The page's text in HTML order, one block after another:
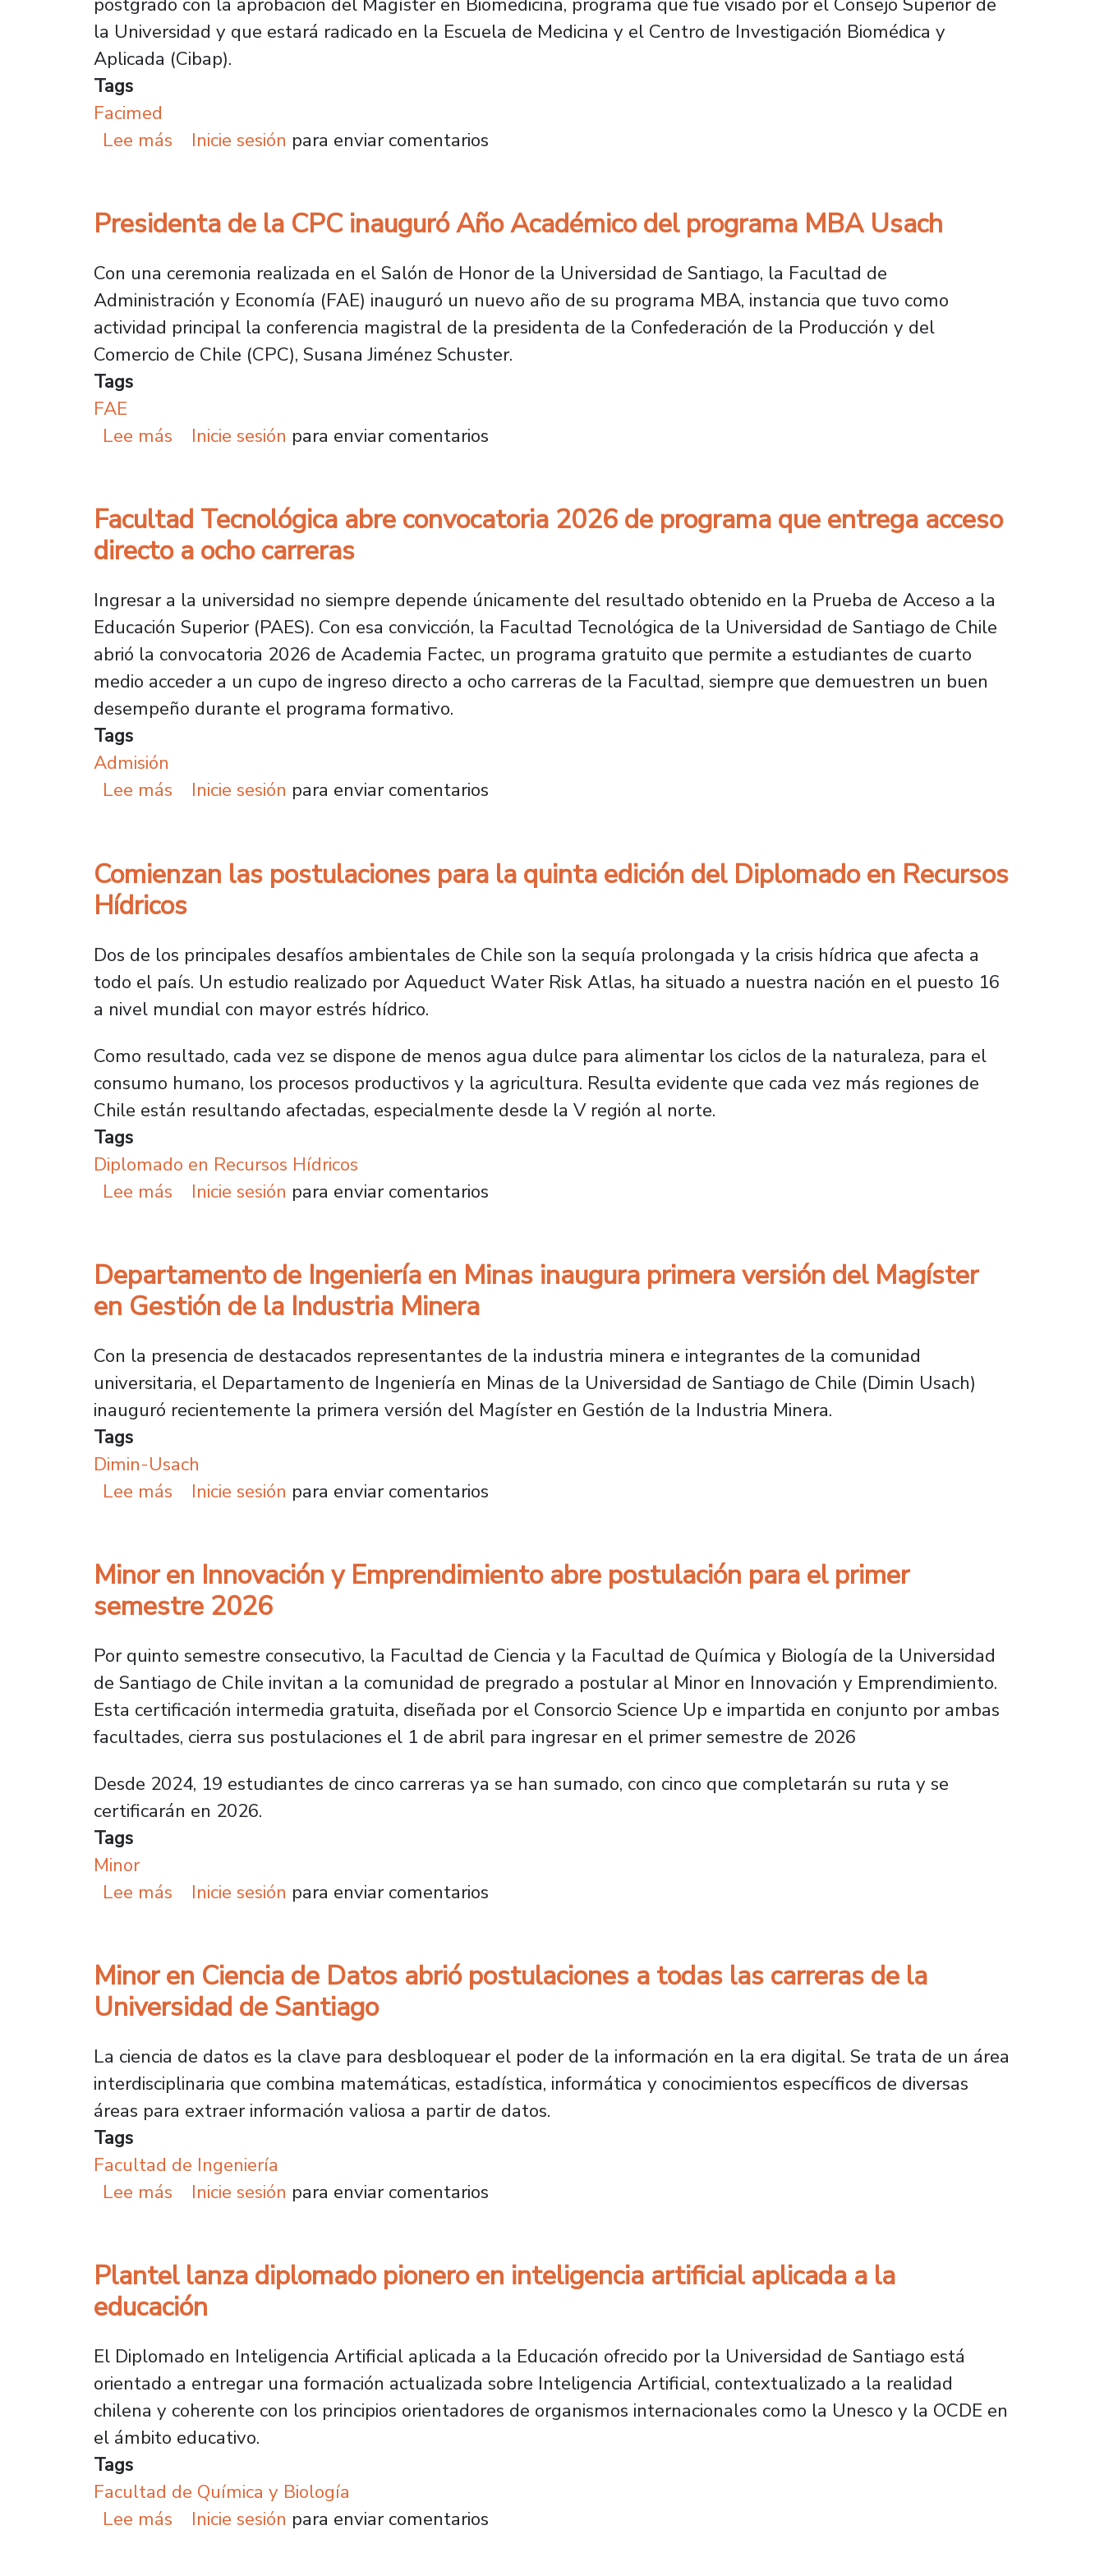
la Universidad y que estará radicado en la Escuela de Medicina y el Centro de Investigación Biomédica y
Aplicada (Cibap).
Tags
Facimed
Lee más sobre Consejo Superior aprueba la creación del Magíster en Biomedicina de la Facultad de Ciencias Médicas
Inicie sesión para enviar comentarios
Presidenta de la CPC inauguró Año Académico del programa MBA Usach
Con una ceremonia realizada en el Salón de Honor de la Universidad de Santiago, la Facultad de
Administración y Economía (FAE) inauguró un nuevo año de su programa MBA, instancia que tuvo como
actividad principal la conferencia magistral de la presidenta de la Confederación de la Producción y del
Comercio de Chile (CPC), Susana Jiménez Schuster.
Tags
FAE
Lee más sobre Presidenta de la CPC inauguró Año Académico del programa MBA Usach
Inicie sesión para enviar comentarios
Facultad Tecnológica abre convocatoria 2026 de programa que entrega acceso
directo a ocho carreras
Ingresar a la universidad no siempre depende únicamente del resultado obtenido en la Prueba de Acceso a la
Educación Superior (PAES). Con esa convicción, la Facultad Tecnológica de la Universidad de Santiago de Chile
abrió la convocatoria 2026 de Academia Factec, un programa gratuito que permite a estudiantes de cuarto
medio acceder a un cupo de ingreso directo a ocho carreras de la Facultad, siempre que demuestren un buen
desempeño durante el programa formativo.
Tags
Admisión
Lee más sobre Facultad Tecnológica abre convocatoria 2026 de programa que entrega acceso directo a ocho carreras
Inicie sesión para enviar comentarios
Comienzan las postulaciones para la quinta edición del Diplomado en Recursos
Hídricos
Dos de los principales desafíos ambientales de Chile son la sequía prolongada y la crisis hídrica que afecta a
todo el país. Un estudio realizado por Aqueduct Water Risk Atlas, ha situado a nuestra nación en el puesto 16
a nivel mundial con mayor estrés hídrico.
Como resultado, cada vez se dispone de menos agua dulce para alimentar los ciclos de la naturaleza, para el
consumo humano, los procesos productivos y la agricultura. Resulta evidente que cada vez más regiones de
Chile están resultando afectadas, especialmente desde la V región al norte.
Tags
Diplomado en Recursos Hídricos
Lee más sobre Comienzan las postulaciones para la quinta edición del Diplomado en Recursos Hídricos
Inicie sesión para enviar comentarios
Departamento de Ingeniería en Minas inaugura primera versión del Magíster
en Gestión de la Industria Minera
Con la presencia de destacados representantes de la industria minera e integrantes de la comunidad
universitaria, el Departamento de Ingeniería en Minas de la Universidad de Santiago de Chile (Dimin Usach)
inauguró recientemente la primera versión del Magíster en Gestión de la Industria Minera.
Tags
Dimin-Usach
Lee más sobre Departamento de Ingeniería en Minas inaugura primera versión del Magíster en Gestión de la Industria
Inicie sesión para enviar comentarios
Minor en Innovación y Emprendimiento abre postulación para el primer
semestre 2026
Por quinto semestre consecutivo, la Facultad de Ciencia y la Facultad de Química y Biología de la Universidad
de Santiago de Chile invitan a la comunidad de pregrado a postular al Minor en Innovación y Emprendimiento.
Esta certificación intermedia gratuita, diseñada por el Consorcio Science Up e impartida en conjunto por ambas
facultades, cierra sus postulaciones el 1 de abril para ingresar en el primer semestre de 2026
Desde 2024, 19 estudiantes de cinco carreras ya se han sumado, con cinco que completarán su ruta y se
certificarán en 2026.
Tags
Minor
Lee más sobre Minor en Innovación y Emprendimiento abre postulación para el primer semestre 2026
Inicie sesión para enviar comentarios
Minor en Ciencia de Datos abrió postulaciones a todas las carreras de la
Universidad de Santiago
La ciencia de datos es la clave para desbloquear el poder de la información en la era digital. Se trata de un área
interdisciplinaria que combina matemáticas, estadística, informática y conocimientos específicos de diversas
áreas para extraer información valiosa a partir de datos.
Tags
Facultad de Ingeniería
Lee más sobre Minor en Ciencia de Datos abrió postulaciones a todas las carreras de la Universidad de Santiago
Inicie sesión para enviar comentarios
Plantel lanza diplomado pionero en inteligencia artificial aplicada a la
educación
El Diplomado en Inteligencia Artificial aplicada a la Educación ofrecido por la Universidad de Santiago está
orientado a entregar una formación actualizada sobre Inteligencia Artificial, contextualizado a la realidad
chilena y coherente con los principios orientadores de organismos internacionales como la Unesco y la OCDE en
el ámbito educativo.
Tags
Facultad de Química y Biología
Lee más sobre Plantel lanza diplomado pionero en inteligencia artificial aplicada a la educación
Inicie sesión para enviar comentarios